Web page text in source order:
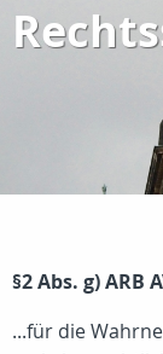
§2 Abs. g) ARB
...für die